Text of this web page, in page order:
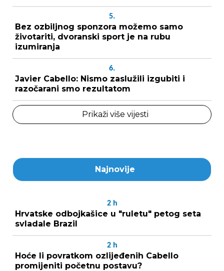
5.
Bez ozbiljnog sponzora možemo samo
životariti, dvoranski sport je na rubu
izumiranja
6.
Javier Cabello: Nismo zaslužili izgubiti i
razočarani smo rezultatom
Prikaži više vijesti
Najnovije
2 h
Hrvatske odbojkašice u "ruletu" petog seta
svladale Brazil
2 h
Hoće li povratkom ozlijeđenih Cabello
promijeniti početnu postavu?